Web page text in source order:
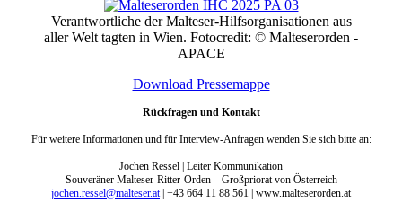
Verantwortliche der Malteser-Hilfsorganisationen aus
aller Welt tagten in Wien. Fotocredit: © Malteserorden -
APACE
Download Pressemappe
Rückfragen und Kontakt
Für weitere Informationen und für Interview-Anfragen wenden Sie sich bitte an:
Jochen Ressel | Leiter Kommunikation
Souveräner Malteser-Ritter-Orden – Großpriorat von Österreich
jochen.ressel@malteser.at | +43 664 11 88 561 | www.malteserorden.at